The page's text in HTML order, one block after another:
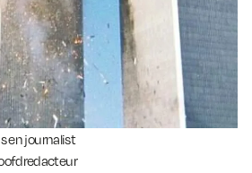
en journalist